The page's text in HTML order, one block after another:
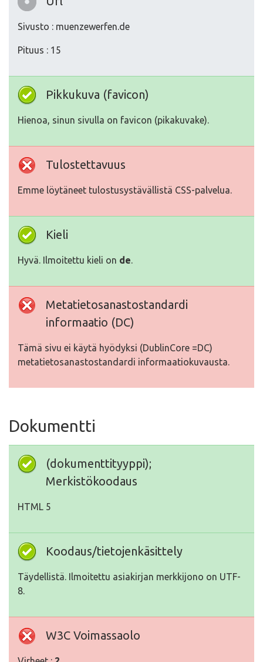
Sivusto : muenzewerfen.de
Pituus : 15
Pikkukuva (favicon)
Hienoa, sinun sivulla on favicon (pikakuvake).
Tulostettavuus
Emme löytäneet tulostusystävällistä CSS-palvelua.
Kieli
Hyvä. Ilmoitettu kieli on de.
Metatietosanastostandardi
informaatio (DC)
Tämä sivu ei käytä hyödyksi (DublinCore =DC)
metatietosanastostandardi informaatiokuvausta.
Dokumentti
(dokumenttityyppi);
Merkistökoodaus
HTML 5
Koodaus/tietojenkäsittely
Täydellistä. Ilmoitettu asiakirjan merkkijono on UTF-
8.
W3C Voimassaolo